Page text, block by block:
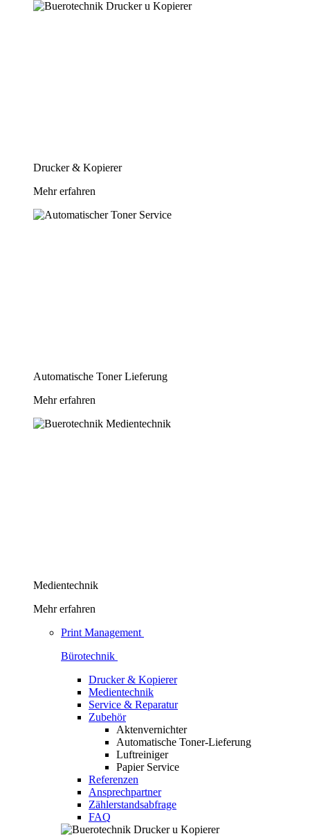
Drucker & Kopierer
Mehr erfahren
Automatische Toner Lieferung
Mehr erfahren
Medientechnik
Mehr erfahren
Print Management
Bürotechnik
Drucker & Kopierer
Medientechnik
Service & Reparatur
Zubehör
Aktenvernichter
Automatische Toner-Lieferung
Luftreiniger
Papier Service
Referenzen
Ansprechpartner
Zählerstandsabfrage
FAQ